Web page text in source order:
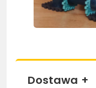
Dostawa +